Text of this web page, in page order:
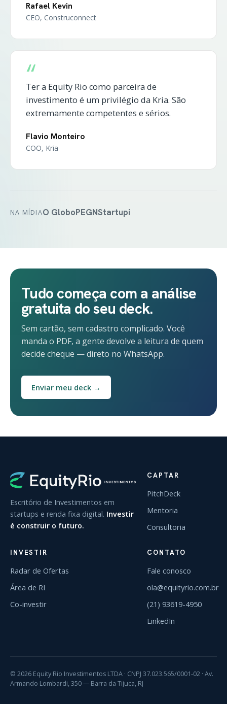
Rafael Kevin
CEO, Construconnect
“
Ter a Equity Rio como parceira de
investimento é um privilégio da Kria. São
extremamente competentes e sérios.
Flavio Monteiro
COO, Kria
NA MÍDIAO GloboPEGNStartupi
Tudo começa com a análise
gratuita do seu deck.
Sem cartão, sem cadastro complicado. Você
manda o PDF, a gente devolve a leitura de quem
decide cheque — direto no WhatsApp.
Enviar meu deck →
Escritório de Investimentos em
startups e renda fixa digital. Investir
é construir o futuro.
CAPTAR
PitchDeck
Mentoria
Consultoria
INVESTIR
Radar de Ofertas
Área de RI
Co-investir
CONTATO
Fale conosco
ola@equityrio.com.br
(21) 93619-4950
LinkedIn
© 2026 Equity Rio Investimentos LTDA · CNPJ 37.023.565/0001-02 · Av.
Armando Lombardi, 350 — Barra da Tijuca, RJ